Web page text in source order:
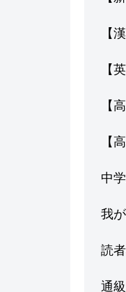
【
【
【
【
中
我
読
通